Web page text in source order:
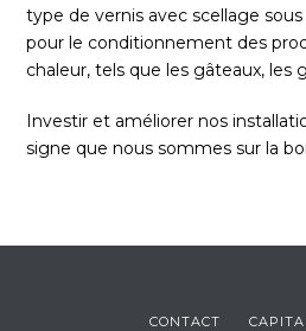
type de vernis avec scellage
pour le conditionnement des
chaleur, tels que les gâteaux, les
Investir et améliorer nos
signe que nous sommes sur la
CONTACT